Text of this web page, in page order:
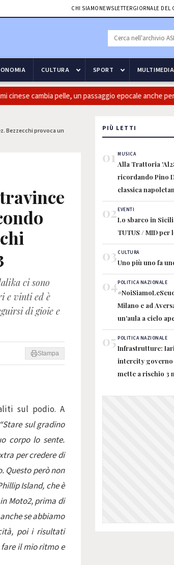
CHI SIAMO NEWSLETTERGIORNALE DEL
CULTURA SPORT MULTIMEDIA
cambia pelle, un passaggio epocale anche per il
Bezzecchi provoca un
ci sono
e vinti ed è
di gioie e
Stampa
sul podio. A
“Stare sul gradino
corpo lo sente.
per credere di
Questo però non
Island, che è
Moto2, prima di
se abbiamo
poi i risultati
il mio ritmo e
PIÙ LETTI
01 MUSICA
Alla Trattoria
ricordando Pino
classica
02EVENTI
Lo sbarco in
TUTUS / MID
03CULTURA
Uno più uno fa
04POLITICA NAZIONALE
Milano e ad
un'aula a cielo
05 POLITICA NAZIONALE
Infrastrutture:
intercity governo
mette a rischio 3